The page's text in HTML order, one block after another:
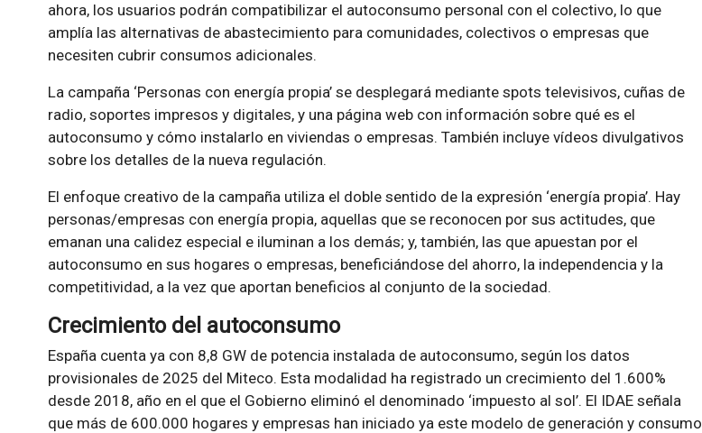
ahora, los usuarios podrán compatibilizar el autoconsumo personal con el colectivo, lo que
amplía las alternativas de abastecimiento para comunidades, colectivos o empresas que
necesiten cubrir consumos adicionales.
La campaña ‘Personas con energía propia’ se desplegará mediante spots televisivos, cuñas de
radio, soportes impresos y digitales, y una página web con información sobre qué es el
autoconsumo y cómo instalarlo en viviendas o empresas. También incluye vídeos divulgativos
sobre los detalles de la nueva regulación.
El enfoque creativo de la campaña utiliza el doble sentido de la expresión ‘energía propia’. Hay
personas/empresas con energía propia, aquellas que se reconocen por sus actitudes, que
emanan una calidez especial e iluminan a los demás; y, también, las que apuestan por el
autoconsumo en sus hogares o empresas, beneficiándose del ahorro, la independencia y la
competitividad, a la vez que aportan beneficios al conjunto de la sociedad.
Crecimiento del autoconsumo
España cuenta ya con 8,8 GW de potencia instalada de autoconsumo, según los datos
provisionales de 2025 del Miteco. Esta modalidad ha registrado un crecimiento del 1.600%
desde 2018, año en el que el Gobierno eliminó el denominado ‘impuesto al sol’. El IDAE señala
que más de 600.000 hogares y empresas han iniciado ya este modelo de generación y consumo